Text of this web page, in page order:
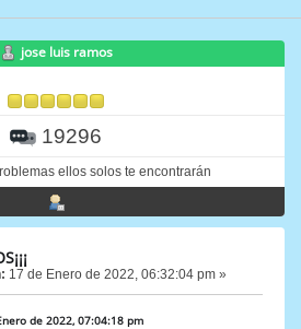
jose luis ramos
19296
ellos solos te encontrarán
17 de Enero de 2022, 06:32:04 pm »
de 2022, 07:04:18 pm